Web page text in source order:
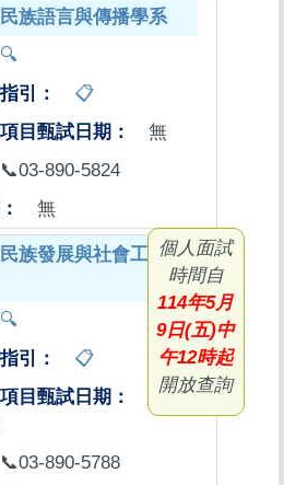
民族語言與傳播學系
🔍
📋
無
📞03-890-5824
無
民族發展與社會工作學
🔍
📋
📞03-890-5788
個人面試
時間自
114年5月
9日(五)中
午12時起
開放查詢